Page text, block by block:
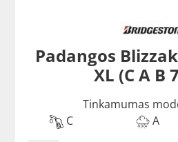
Padangos
XL (C A B
Tinkamumas
C
A